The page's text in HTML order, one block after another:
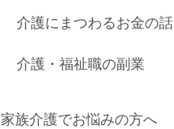
介護にまつわるお金の話
介護・福祉職の副業
家族介護でお悩みの方へ